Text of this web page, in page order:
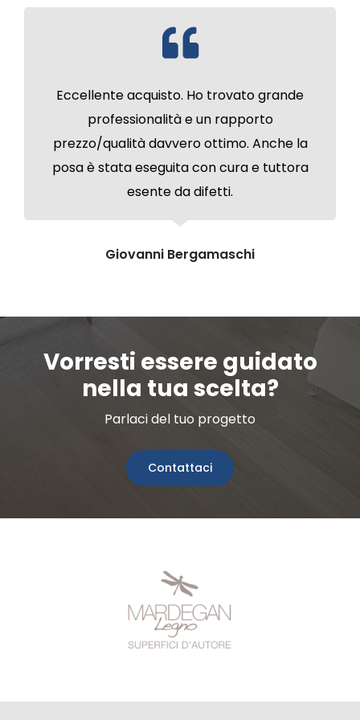
Eccellente acquisto. Ho trovato grande
professionalità e un rapporto
prezzo/qualità davvero ottimo. Anche la
posa è stata eseguita con cura e tuttora
esente da difetti.
Giovanni Bergamaschi
Vorresti essere guidato
nella tua scelta?
Parlaci del tuo progetto
Contattaci